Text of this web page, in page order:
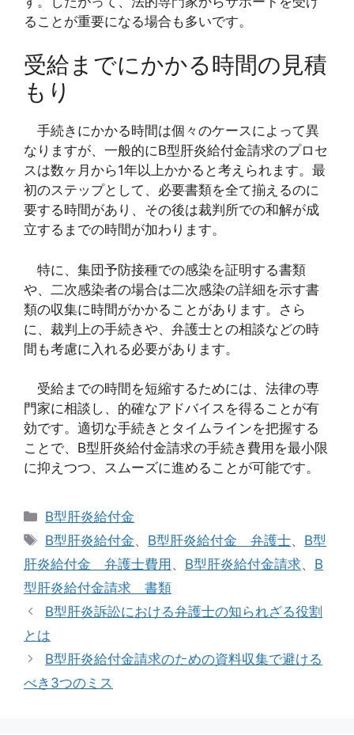
ることが重要になる場合も多いです。
受給までにかかる時間の見積
もり
手続きにかかる時間は個々のケースによって異
なりますが、一般的にB型肝炎給付金請求のプロセ
スは数ヶ月から1年以上かかると考えられます。最
初のステップとして、必要書類を全て揃えるのに
要する時間があり、その後は裁判所での和解が成
立するまでの時間が加わります。
特に、集団予防接種での感染を証明する書類
や、二次感染者の場合は二次感染の詳細を示す書
類の収集に時間がかかることがあります。さら
に、裁判上の手続きや、弁護士との相談などの時
間も考慮に入れる必要があります。
受給までの時間を短縮するためには、法律の専
門家に相談し、的確なアドバイスを得ることが有
効です。適切な手続きとタイムラインを把握する
ことで、B型肝炎給付金請求の手続き費用を最小限
に抑えつつ、スムーズに進めることが可能です。
カ
テ
リ
ー
B型肝炎給付金
タ
グ
B型肝炎給付金、 B型肝炎給付金 弁護士、 B型
肝炎給付金 弁護士費用 、 B型肝炎給付金請求、 B
型肝炎給付金請求 書類
B型肝炎訴訟における弁護士の知られざる役割
とは
B型肝炎給付金請求のための資料収集で避ける
べき3つのミス